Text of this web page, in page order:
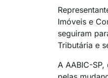
Imóveis e
seguiram
Tributária e
A AABIC-